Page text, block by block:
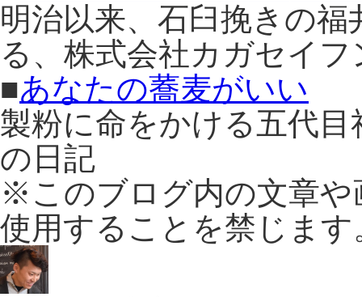
明治以来、石臼挽きの
る、株式会社カガセイ
■あなたの蕎麦がいい
製粉に命をかける五代
の日記
※このブログ内の文章や
使用することを禁じます